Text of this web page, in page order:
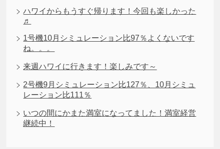
ハワイからもうすぐ帰ります！今回も楽しかった
♬
1号機10月シミュレーション比97％よくないです
ね。。。
来週ハワイに行きます！楽しみです～
2号機9月シミュレーション比127％、10月シミュ
レーション比111％
いつの間にかまた満室になってました！満室経営
継続中！